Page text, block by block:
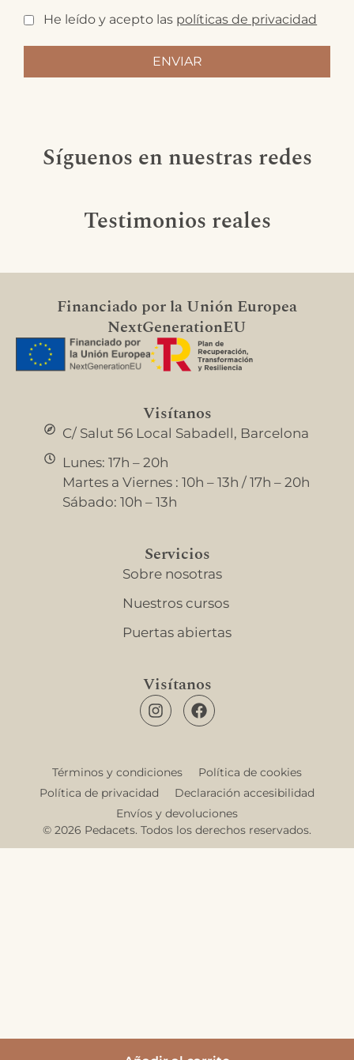
He leído y acepto las políticas de privacidad
Síguenos en nuestras redes
Testimonios reales
Financiado por la Unión Europea
NextGenerationEU
Visítanos
C/ Salut 56 Local Sabadell, Barcelona
Lunes: 17h – 20h
Martes a Viernes : 10h – 13h / 17h – 20h
Sábado: 10h – 13h
Servicios
Sobre nosotras
Nuestros cursos
Puertas abiertas
Visítanos
© 2026 Pedacets. Todos los derechos reservados.
Términos y condiciones
Política de cookies
Política de privacidad
Declaración accesibilidad
Envíos y devoluciones